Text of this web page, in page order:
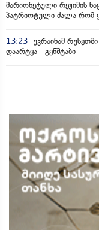
მარიონეტული რეჟიმის
პატრიოტული ძალა რომ
13:23 უკრაინამ
დაარტყა - გენშტაბი